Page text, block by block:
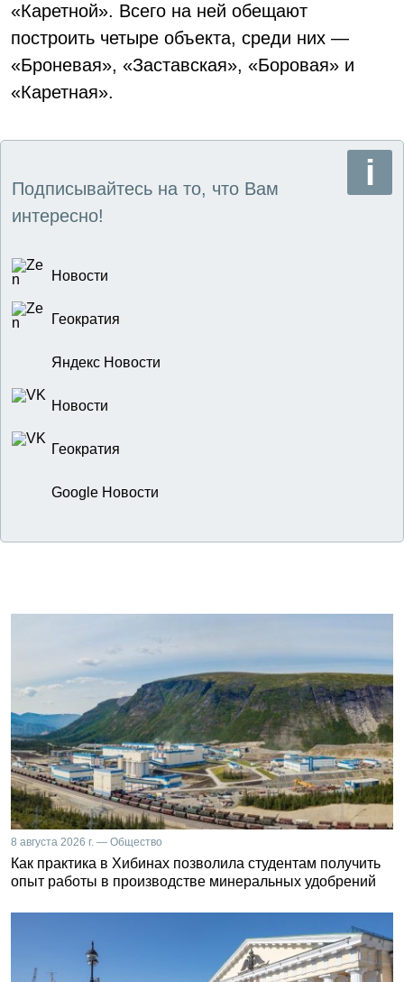
«Каретной». Всего на ней обещают
построить четыре объекта, среди них —
«Броневая», «Заставская», «Боровая» и
«Каретная».
Подписывайтесь на то, что Вам
интересно!
Новости
Геократия
Яндекс Новости
Новости
Геократия
Google Новости
8 августа 2026 г. — Общество
Как практика в Хибинах позволила студентам получить
опыт работы в производстве минеральных удобрений